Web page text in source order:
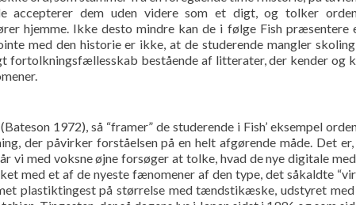
accepterer dem uden videre som et digt, og tolker
hjemme. Ikke desto mindre kan de i følge Fish præsentere
med den historie er ikke, at de studerende mangler
fortolkningsfællesskab bestående af litterater, der kender og
1972), så “framer” de studerende i Fish’ eksempel
der påvirker forståelsen på en helt afgørende måde. Det
vi med voksne øjne forsøger at tolke, hvad de nye digitale
med et af de nyeste fænomener af den type, det såkaldte
plastiktingest på størrelse med tændstikæske, udstyret med